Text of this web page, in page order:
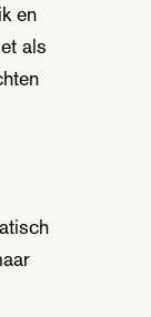
en
als